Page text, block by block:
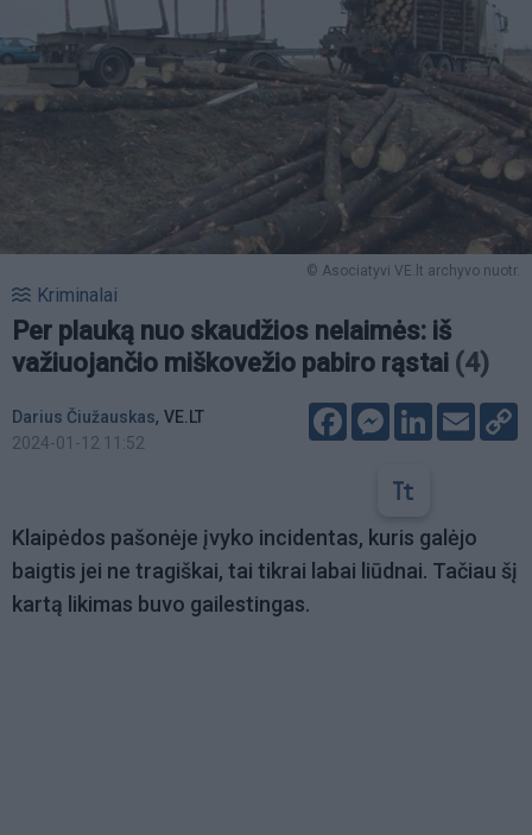
© Asociatyvi VE.lt archyvo nuotr.
Kriminalai
Per plauką nuo skaudžios nelaimės: iš
važiuojančio miškovežio pabiro rąstai (4)
Darius Čiužauskas, VE.LT
2024-01-12 11:52
FacebookMessenger
LinkedIn
Email
Klaipėdos pašonėje įvyko incidentas, kuris galėjo
baigtis jei ne tragiškai, tai tikrai labai liūdnai. Tačiau šį
kartą likimas buvo gailestingas.